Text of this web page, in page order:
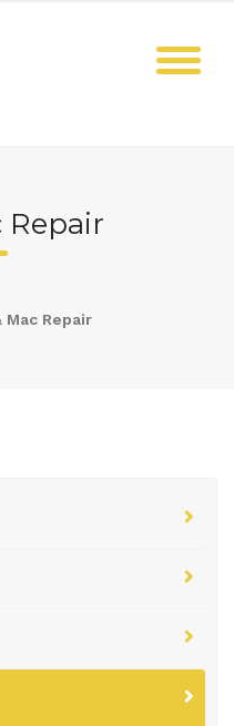
Repair
Mac Repair